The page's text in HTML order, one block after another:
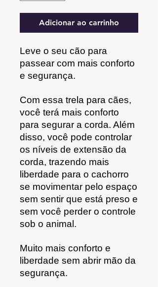
Adicionar ao carrinho
Leve o seu cão para
passear com mais conforto
e segurança.
Com essa trela para cães,
você terá mais conforto
para segurar a corda. Além
disso, você pode controlar
os níveis de extensão da
corda, trazendo mais
liberdade para o cachorro
se movimentar pelo espaço
sem sentir que está preso e
sem você perder o controle
sob o animal.
Muito mais conforto e
liberdade sem abrir mão da
segurança.